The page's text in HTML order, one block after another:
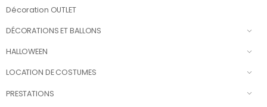
Décoration OUTLET
DÉCORATIONS ET BALLONS
HALLOWEEN
LOCATION DE COSTUMES
PRESTATIONS